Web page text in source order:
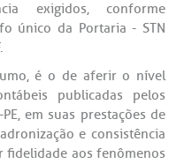
exigidos, conforme
único da Portaria - STN
é o de aferir o nível
publicadas pelos
em suas prestações de
e consistência
fidelidade aos fenômenos